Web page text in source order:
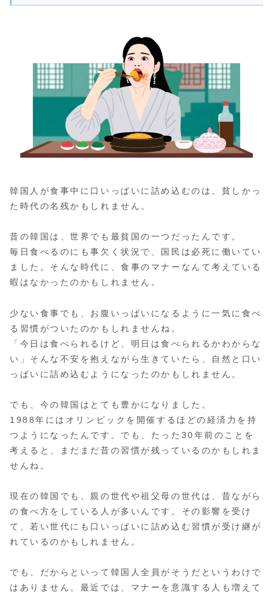
韓国人が食事中に口いっぱいに詰め込むのは、貧しかっ
た時代の名残かもしれません。
昔の韓国は、世界でも最貧国の一つだったんです。
毎日食べるのにも事欠く状況で、国民は必死に働いてい
ました。そんな時代に、食事のマナーなんて考えている
暇はなかったのかもしれません。
少ない食事でも、お腹いっぱいになるように一気に食べ
る習慣がついたのかもしれませんね。
「今日は食べられるけど、明日は食べられるかわからな
い」そんな不安を抱えながら生きていたら、自然と口い
っぱいに詰め込むようになったのかもしれません。
でも、今の韓国はとても豊かになりました。
1988年にはオリンピックを開催するほどの経済力を持
つようになったんです。でも、たった30年前のことを
考えると、まだまだ昔の習慣が残っているのかもしれま
せんね。
現在の韓国でも、親の世代や祖父母の世代は、昔ながら
の食べ方をしている人が多いんです。その影響を受け
て、若い世代にも口いっぱいに詰め込む習慣が受け継が
れているのかもしれません。
でも、だからといって韓国人全員がそうだというわけで
はありません。最近では、マナーを意識する人も増えて